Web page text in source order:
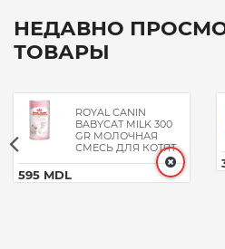
НЕДАВНО
ТОВАРЫ
ROYAL CANIN
BABYCAT MILK 300
GR МОЛОЧНАЯ
СМЕСЬ ДЛЯ КОТЯТ
595 MDL